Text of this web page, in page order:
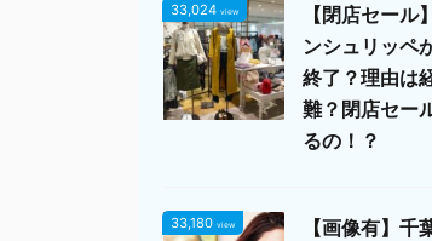
33,024 view
【閉店セール
ンシュリッペ
終了？理由は
難？閉店セー
るの！？
33,180 view
【画像有】千